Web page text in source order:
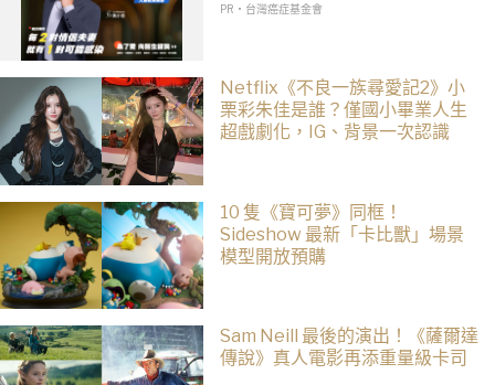
PR・台灣癌症基金會
Netflix《不良一族尋愛記2》小
栗彩朱佳是誰？僅國小畢業人生
超戲劇化，IG、背景一次認識
10 隻《寶可夢》同框！
Sideshow 最新「卡比獸」場景
模型開放預購
Sam Neill 最後的演出！《薩爾達
傳說》真人電影再添重量級卡司